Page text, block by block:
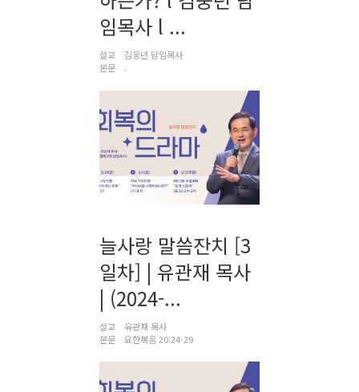
임목사 l ...
설교
김웅년 담임목사
본문
.
늘사랑 말씀잔치 [3
일차] | 유관재 목사
| (2024-...
설교
유관재 목사
본문
요한복음 20:24-29